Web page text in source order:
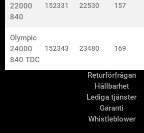
22000
840
152331 22530 157
Olympic
24000
840 TDC
152343 23480 169
Om Nokalux
Returförfrågan
Hållbarhet
Lediga tjänster
Garanti
Whistleblower